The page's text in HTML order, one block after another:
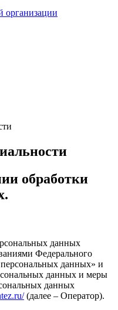
организации
обработки
данных
Федерального
данных» и
данных и меры
данных
(далее – Оператор).